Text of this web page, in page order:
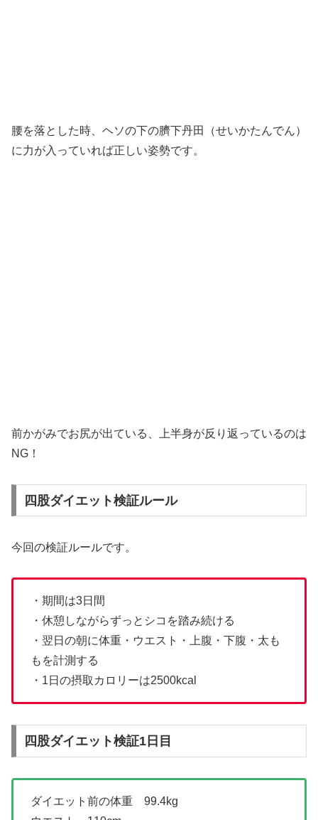
腰を落とした時、ヘソの下の臍下丹田（せいかたんでん）
に力が入っていれば正しい姿勢です。
前かがみでお尻が出ている、上半身が反り返っているのは
NG！
四股ダイエット検証ルール
今回の検証ルールです。
・期間は3日間
・休憩しながらずっとシコを踏み続ける
・翌日の朝に体重・ウエスト・上腹・下腹・太も
もを計測する
・1日の摂取カロリーは2500kcal
四股ダイエット検証1日目
ダイエット前の体重 99.4kg